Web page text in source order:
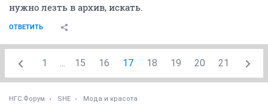
нужно лезть в архив, искать.
ОТВЕТИТЬ
1 ... 15 16 17 18 19 20 21
НГС.Форум SHE Мода и красота